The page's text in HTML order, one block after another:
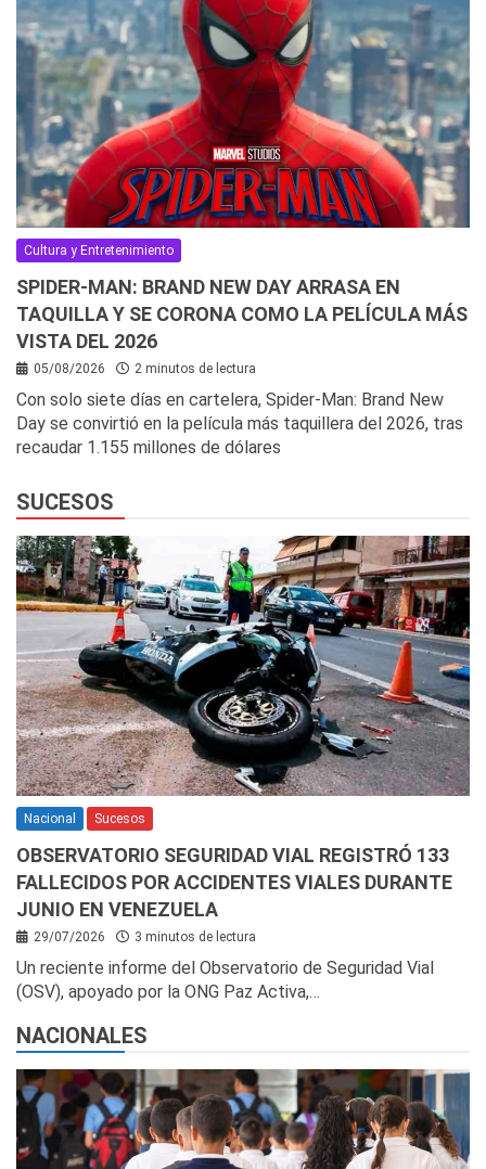
Cultura y Entretenimiento
SPIDER-MAN: BRAND NEW DAY ARRASA EN
TAQUILLA Y SE CORONA COMO LA PELÍCULA MÁS
VISTA DEL 2026
05/08/2026 2 minutos de lectura
Con solo siete días en cartelera, Spider-Man: Brand New
Day se convirtió en la película más taquillera del 2026, tras
recaudar 1.155 millones de dólares
SUCESOS
Nacional Sucesos
OBSERVATORIO SEGURIDAD VIAL REGISTRÓ 133
FALLECIDOS POR ACCIDENTES VIALES DURANTE
JUNIO EN VENEZUELA
29/07/2026 3 minutos de lectura
Un reciente informe del Observatorio de Seguridad Vial
(OSV), apoyado por la ONG Paz Activa,…
NACIONALES